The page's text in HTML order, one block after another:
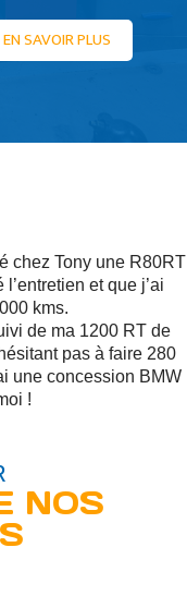
EN SAVOIR PLUS
chez Tony une R80RT
et que j’ai
kms.
de ma 1200 RT de
pas à faire 280
une concession BMW
!
NOS